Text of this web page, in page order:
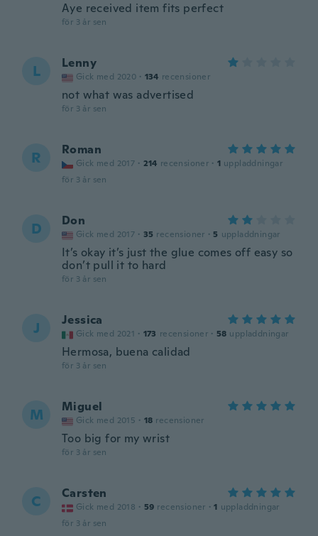
Aye received item fits perfect
för 3 år sen
L Lenny
Gick med 2020 · 134 recensioner
not what was advertised
för 3 år sen
R Roman
Gick med 2017 · 214 recensioner · 1 uppladdningar
för 3 år sen
D Don
Gick med 2017 · 35 recensioner · 5 uppladdningar
It’s okay it’s just the glue comes off easy so
don’t pull it to hard
för 3 år sen
J Jessica
Gick med 2021 · 173 recensioner · 58 uppladdningar
Hermosa, buena calidad
för 3 år sen
M Miguel
Gick med 2015 · 18 recensioner
Too big for my wrist
för 3 år sen
C Carsten
Gick med 2018 · 59 recensioner · 1 uppladdningar
för 3 år sen